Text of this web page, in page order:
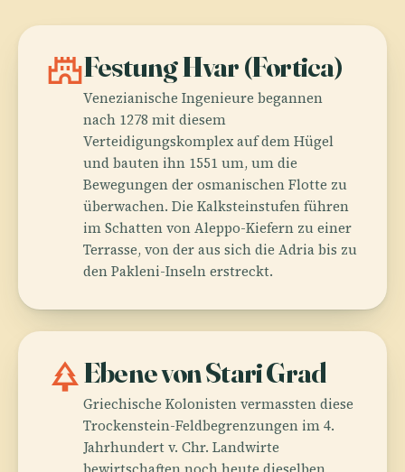
castleFestung Hvar (Fortica)
Venezianische Ingenieure begannen
nach 1278 mit diesem
Verteidigungskomplex auf dem Hügel
und bauten ihn 1551 um, um die
Bewegungen der osmanischen Flotte zu
überwachen. Die Kalksteinstufen führen
im Schatten von Aleppo-Kiefern zu einer
Terrasse, von der aus sich die Adria bis zu
den Pakleni-Inseln erstreckt.
parkEbene von Stari Grad
Griechische Kolonisten vermassten diese
Trockenstein-Feldbegrenzungen im 4.
Jahrhundert v. Chr. Landwirte